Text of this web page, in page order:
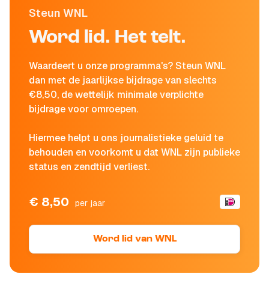
Steun WNL
Word lid. Het telt.
Waardeert u onze programma's? Steun WNL
dan met de jaarlijkse bijdrage van slechts
€8,50, de wettelijk minimale verplichte
bijdrage voor omroepen.
Hiermee helpt u ons journalistieke geluid te
behouden en voorkomt u dat WNL zijn publieke
status en zendtijd verliest.
€ 8,50 per jaar
Word lid van WNL